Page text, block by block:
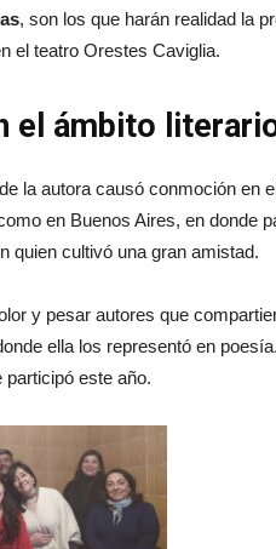
, son los que harán realidad la
el teatro Orestes Caviglia.
el ámbito
la autora causó conmoción en
en Buenos Aires, en donde
quien cultivó una gran amistad.
y pesar autores que
ella los representó en
participó este año.